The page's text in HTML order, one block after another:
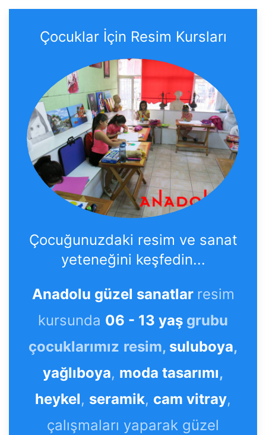
Çocuklar İçin Resim Kursları
Çocuğunuzdaki resim ve sanat
yeteneğini keşfedin...
Anadolu güzel sanatlar resim
kursunda 06 - 13 yaş grubu
çocuklarımız resim, suluboya,
yağlıboya, moda tasarımı,
heykel, seramik, cam vitray,
çalışmaları yaparak güzel